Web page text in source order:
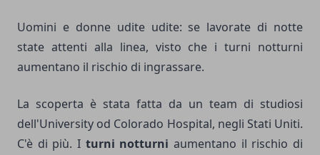
Uomini e donne udite udite: se lavorate di notte
state attenti alla linea, visto che i turni notturni
aumentano il rischio di ingrassare.
La scoperta è stata fatta da un team di studiosi
dell'University od Colorado Hospital, negli Stati Uniti.
C'è di più. I turni notturni aumentano il rischio di